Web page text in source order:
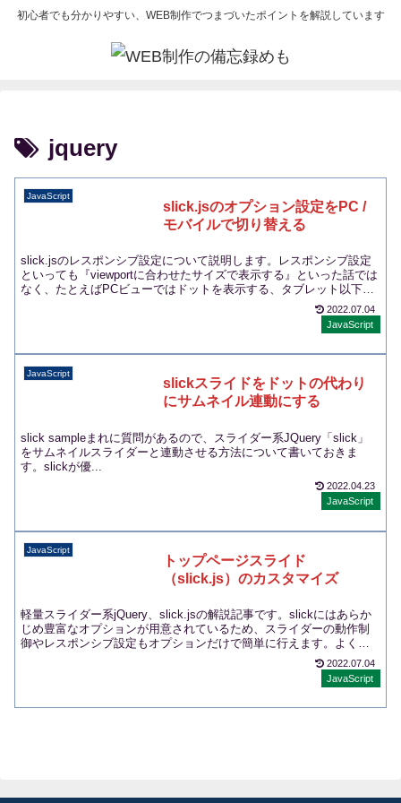
初心者でも分かりやすい、WEB制作でつまづいたポイントを解説しています
jquery
JavaScript
slick.jsのオプション設定をPC /
モバイルで切り替える
slick.jsのレスポンシブ設定について説明します。レスポンシブ設定
といっても『viewportに合わせたサイズで表示する』といった話では
なく、たとえばPCビューではドットを表示する、タブレット以下で
は表示しない、などのオプション切り替えの話です。slick.jsには
responsiveオプションがあらかじめ用意されているので、
respoinsiveオプションで、breakpointとsettingsを指定してやるだけ
2022.07.04
JavaScript
JavaScript
slickスライドをドットの代わり
にサムネイル連動にする
slick sampleまれに質問があるので、スライダー系JQuery「slick」
をサムネイルスライダーと連動させる方法について書いておきま
す。slickが優...
2022.04.23
JavaScript
JavaScript
トップページスライド
（slick.js）のカスタマイズ
軽量スライダー系jQuery、slick.jsの解説記事です。slickにはあらか
じめ豊富なオプションが用意されているため、スライダーの動作制
御やレスポンシブ設定もオプションだけで簡単に行えます。よく使
用するものを中心に、カスタマイズ方法をまとめています。2022.07.04
JavaScript